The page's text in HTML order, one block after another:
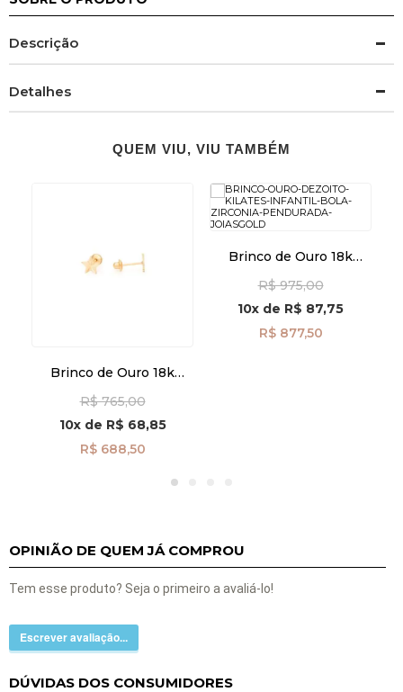
Descrição
Detalhes
QUEM VIU, VIU TAMBÉM
Brinco de Ouro 18k
Trabalhada br29507
R$ 765,00
10xde R$ 68,85
R$ 688,50
Brinco de Ouro 18k
Zircônia Pendurada
br29496
R$ 975,00
10x de R$ 87,75
R$ 877,50
OPINIÃO DE QUEM JÁ COMPROU
Tem esse produto? Seja o primeiro a avaliá-lo!
Escrever avaliação...
DÚVIDAS DOS CONSUMIDORES